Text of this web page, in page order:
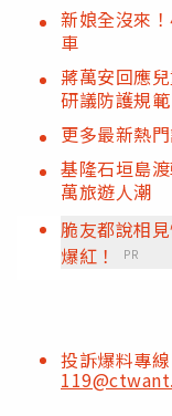
新娘全沒來
車
蔣萬安回應
研議防護規範
更多最新熱
基隆石垣島
萬旅遊人潮
脆友都說相
爆紅！
PR
投訴爆料專線